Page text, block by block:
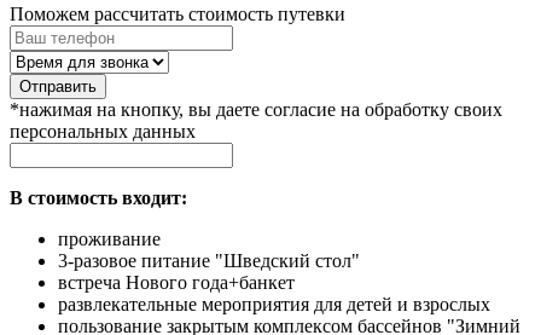
Поможем рассчитать стоимость путевки
Отправить
*нажимая на кнопку, вы даете согласие на обработку своих
персональных данных
В стоимость входит:
проживание
3-разовое питание "Шведский стол"
встреча Нового года+банкет
развлекательные мероприятия для детей и взрослых
пользование закрытым комплексом бассейнов "Зимний